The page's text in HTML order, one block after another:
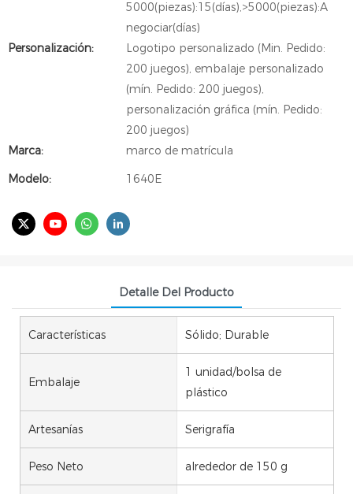
5000(piezas):15(días),>5000(piezas):A
negociar(días)
Personalización:
Logotipo personalizado (Min. Pedido:
200 juegos), embalaje personalizado
(mín. Pedido: 200 juegos),
personalización gráfica (mín. Pedido:
200 juegos)
Marca:
marco de matrícula
Modelo:
1640E
Detalle Del Producto
Características Sólido; Durable
Embalaje
1 unidad/bolsa de
plástico
Artesanías Serigrafía
Peso Neto alrededor de 150 g